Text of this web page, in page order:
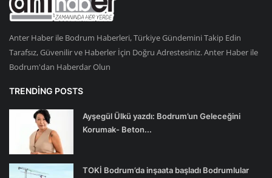
Anter Haber ile Bodrum Haberleri, Türkiye Gündemini Takip Edin
Tarafsız, Güvenilir ve Haberler İçin Doğru Adrestesiniz. Anter Haber ile
Bodrum'dan Haberdar Olun
TRENDING POSTS
Ayşegül Ülkü yazdı: Bodrum’un Geleceğini
Korumak- Beton...
TOKİ Bodrum’da inşaata başladı Bodrumlular